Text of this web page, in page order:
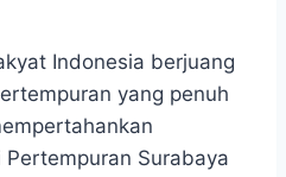
Indonesia berjuang
yang penuh
Surabaya